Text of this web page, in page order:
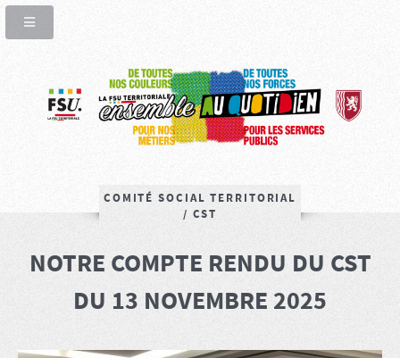
COMITÉ SOCIAL TERRITORIAL
/ CST
NOTRE COMPTE RENDU DU CST
DU 13 NOVEMBRE 2025